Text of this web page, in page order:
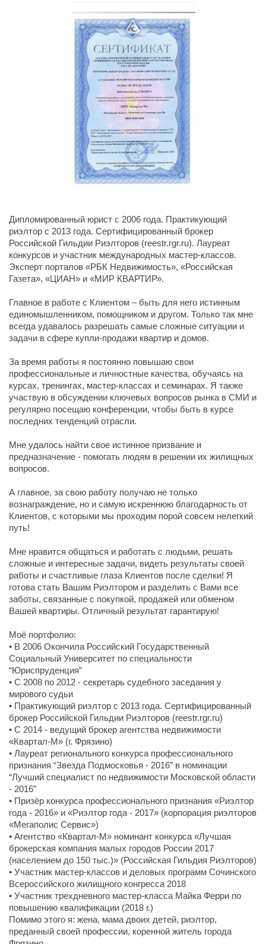
Дипломированный юрист с 2006 года. Практикующий
риэлтор с 2013 года. Сертифицированный брокер
Российской Гильдии Риэлторов (reestr.rgr.ru). Лауреат
конкурсов и участник международных мастер-классов.
Эксперт порталов «РБК Недвижимость», «Российская
Газета», «ЦИАН» и «МИР КВАРТИР».
Главное в работе с Клиентом – быть для него истинным
единомышленником, помощником и другом. Только так мне
всегда удавалось разрешать самые сложные ситуации и
задачи в сфере купли-продажи квартир и домов.
За время работы я постоянно повышаю свои
профессиональные и личностные качества, обучаясь на
курсах, тренингах, мастер-классах и семинарах. Я также
участвую в обсуждении ключевых вопросов рынка в СМИ и
регулярно посещаю конференции, чтобы быть в курсе
последних тенденций отрасли.
Мне удалось найти свое истинное призвание и
предназначение - помогать людям в решении их жилищных
вопросов.
А главное, за свою работу получаю не только
вознаграждение, но и самую искреннюю благодарность от
Клиентов, с которыми мы проходим порой совсем нелегкий
путь!
Мне нравится общаться и работать с людьми, решать
сложные и интересные задачи, видеть результаты своей
работы и счастливые глаза Клиентов после сделки! Я
готова стать Вашим Риэлтором и разделить с Вами все
заботы, связанные с покупкой, продажей или обменом
Вашей квартиры. Отличный результат гарантирую!
Моё портфолио:
• В 2006 Окончила Российский Государственный
Социальный Университет по специальности
“Юриспруденция”
• С 2008 по 2012 - секретарь судебного заседания у
мирового судьи
• Практикующий риэлтор с 2013 года. Сертифицированный
брокер Российской Гильдии Риэлторов (reestr.rgr.ru)
• C 2014 - ведущий брокер агентства недвижимости
«Квартал-М» (г. Фрязино)
• Лауреат регионального конкурса профессионального
признания “Звезда Подмосковья - 2016” в номинации
“Лучший специалист по недвижимости Московской области
- 2016”
• Призёр конкурса профессионального признания «Риэлтор
года - 2016» и «Риэлтор года - 2017» (корпорация риэлторов
«Мегаполис Сервис»)
• Агентство «Квартал-М» номинант конкурса «Лучшая
брокерская компания малых городов России 2017
(населением до 150 тыс.)» (Российская Гильдия Риэлторов)
• Участник мастер-классов и деловых программ Сочинского
Всероссийского жилищного конгресса 2018
• Участник трехдневного мастер-класса Майка Ферри по
повышению квалификации (2018 г.)
Помимо этого я: жена, мама двоих детей, риэлтор,
преданный своей профессии, коренной житель города